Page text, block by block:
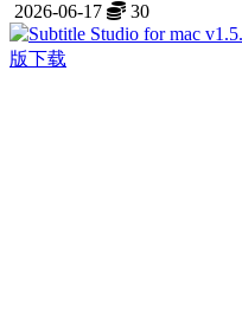
2026-06-17 30